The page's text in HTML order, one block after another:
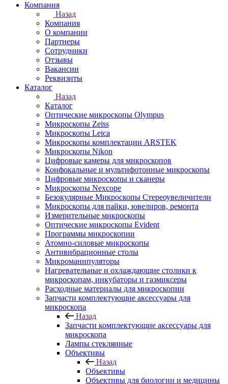
Компания
Назад
Компания
О компании
Партнеры
Сотрудники
Отзывы
Вакансии
Реквизиты
Каталог
Назад
Каталог
Оптические микроскопы Olympus
Микроскопы Zeiss
Микроскопы Leica
Микроскопы комплектации ARSTEK
Микроскопы Nikon
Цифровые камеры для микроскопов
Конфокальные и мультифотонные микроскопы
Цифровые микроскопы и сканеры
Микроскопы Nexcope
Безокулярные Микроскопы Стереоувеличители
Микроскопы для пайки, ювелиров, ремонта
Измерительные микроскопы
Оптические микроскопы Evident
Программы микроскопии
Атомно-силовые микроскопы
Антивибрационные столы
Микроманипуляторы
Нагревательные и охлаждающие столики к
микроскопам, инкубаторы и газмиксеры
Расходные материалы для микроскопии
Запчасти комплектующие аксессуары для
микроскопа
Назад
Запчасти комплектующие аксессуары для
микроскопа
Лампы стеклянные
Объективы
Назад
Объективы
Объективы для биологии и медицины